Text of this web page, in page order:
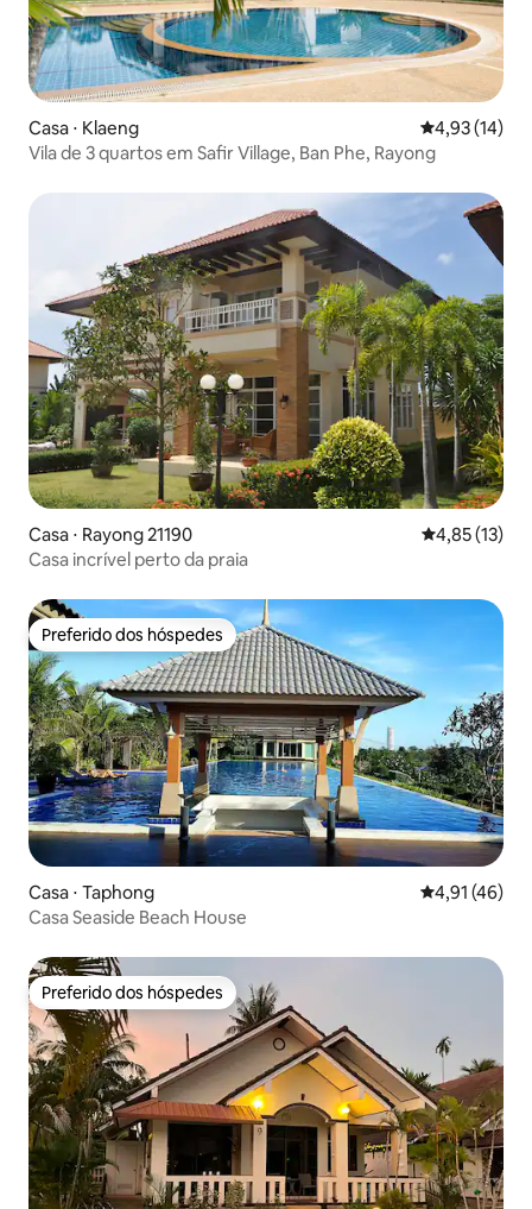
Casa ⋅ Klaeng 4,93 de uma
4,93 (14)
Vila de 3 quartos em Safir Village, Ban Phe, Rayong
Casa ⋅ Rayong 21190 4,85 de uma
4,85 (13)
Casa incrível perto da praia
Preferido dos hóspedes
Preferido dos hóspedes
Casa ⋅ Taphong 4,91 de uma
4,91 (46)
Casa Seaside Beach House
Preferido dos hóspedes
Preferido dos hóspedes